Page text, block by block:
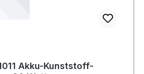
Akku-Kunststoff-